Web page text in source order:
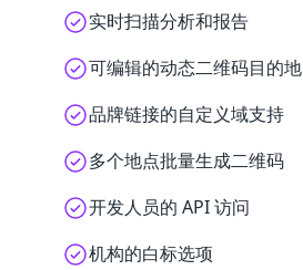
实时扫描分析和报告
可编辑的动态二维码目的地
品牌链接的自定义域支持
多个地点批量生成二维码
开发人员的 API 访问
机构的白标选项